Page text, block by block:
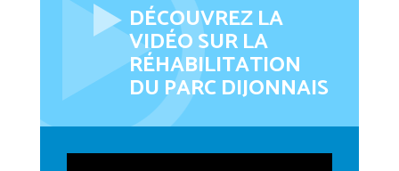
DÉCOUVREZ LA
VIDÉO SUR LA
RÉHABILITATION
DU PARC DIJONNAIS